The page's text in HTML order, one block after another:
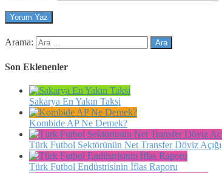
Arama:
Son Eklenenler
Sakarya En Yakın Taksi
Kombide AP Ne Demek?
Türk Futbol Sektörünün Net Transfer Döviz Açığı
Türk Futbol Endüstrisinin İflas Raporu